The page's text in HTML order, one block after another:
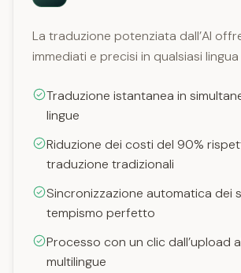
La traduzione potenziata dall’AI
immediati e precisi in qualsiasi lingua
Traduzione istantanea in
lingue
Riduzione dei costi del 90%
traduzione tradizionali
Sincronizzazione automatica dei
tempismo perfetto
Processo con un clic dall’upload
multilingue